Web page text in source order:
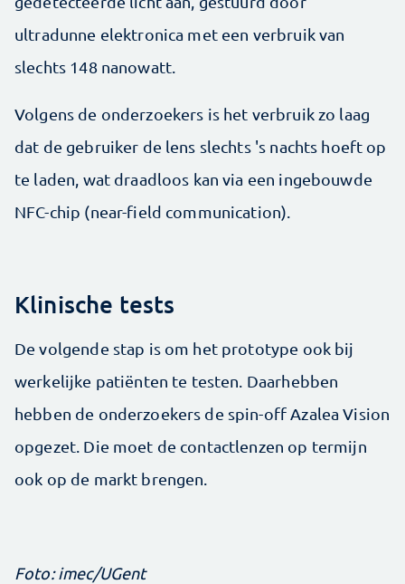
ultradunne elektronica met een verbruik van
slechts 148 nanowatt.
Volgens de onderzoekers is het verbruik zo laag
dat de gebruiker de lens slechts 's nachts hoeft op
te laden, wat draadloos kan via een ingebouwde
NFC-chip (near-field communication).
Klinische tests
De volgende stap is om het prototype ook bij
werkelijke patiënten te testen. Daarhebben
hebben de onderzoekers de spin-off Azalea Vision
opgezet. Die moet de contactlenzen op termijn
ook op de markt brengen.
Foto: imec/UGent